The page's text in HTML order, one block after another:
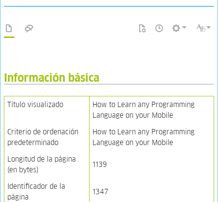
Información básica
Título visualizado
How to Learn any Programming
Language on your Mobile
Criterio de ordenación
predeterminado
How to Learn any Programming
Language on your Mobile
Longitud de la página
(en bytes)
1139
Identificador de la
página
1347